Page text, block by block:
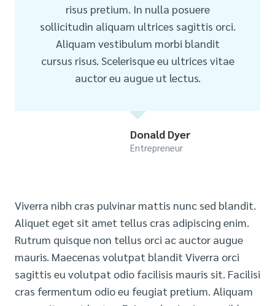
risus pretium. In nulla posuere
sollicitudin aliquam ultrices sagittis orci.
Aliquam vestibulum morbi blandit
cursus risus. Scelerisque eu ultrices vitae
auctor eu augue ut lectus.
Donald Dyer
Entrepreneur
Viverra nibh cras pulvinar mattis nunc sed blandit.
Aliquet eget sit amet tellus cras adipiscing enim.
Rutrum quisque non tellus orci ac auctor augue
mauris. Maecenas volutpat blandit Viverra orci
sagittis eu volutpat odio facilisis mauris sit. Facilisi
cras fermentum odio eu feugiat pretium. Aliquam